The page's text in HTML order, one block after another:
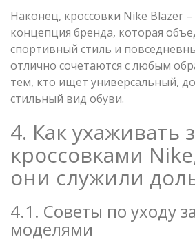
Наконец, кроссовки Nike Blazer –
концепция бренда, которая
спортивный стиль и
отлично сочетаются с любым
тем, кто ищет универсальный,
стильный вид обуви.
4. Как ухаживать
кроссовками
они служили
4.1. Советы по уходу
моделями